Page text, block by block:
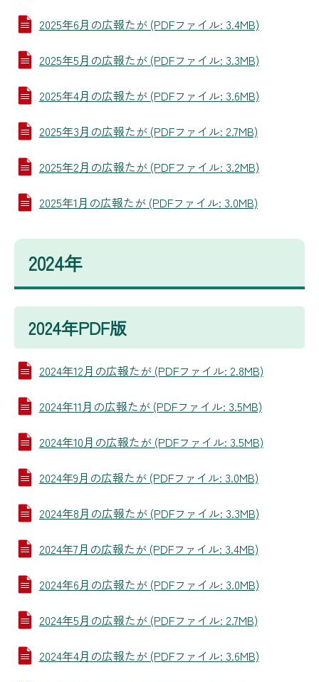
2025年6月の広報たが (PDFファイル: 3.4MB)
2025年5月の広報たが (PDFファイル: 3.3MB)
2025年4月の広報たが (PDFファイル: 3.6MB)
2025年3月の広報たが (PDFファイル: 2.7MB)
2025年2月の広報たが (PDFファイル: 3.2MB)
2025年1月の広報たが (PDFファイル: 3.0MB)
2024年
2024年PDF版
2024年12月の広報たが (PDFファイル: 2.8MB)
2024年11月の広報たが (PDFファイル: 3.5MB)
2024年10月の広報たが (PDFファイル: 3.5MB)
2024年9月の広報たが (PDFファイル: 3.0MB)
2024年8月の広報たが (PDFファイル: 3.3MB)
2024年7月の広報たが (PDFファイル: 3.4MB)
2024年6月の広報たが (PDFファイル: 3.0MB)
2024年5月の広報たが (PDFファイル: 2.7MB)
2024年4月の広報たが (PDFファイル: 3.6MB)